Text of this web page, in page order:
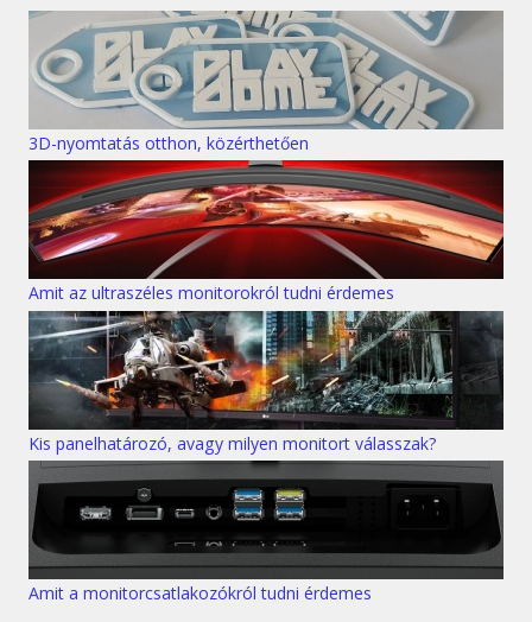
3D-nyomtatás otthon, közérthetően
Amit az ultraszéles monitorokról tudni érdemes
Kis panelhatározó, avagy milyen monitort válasszak?
Amit a monitorcsatlakozókról tudni érdemes